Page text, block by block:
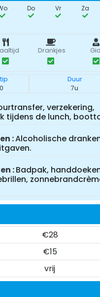
Do Vr Za
Drankjes
Duur
7u
verzekering,
tijdens de lunch,
Alcoholische
Badpak,
€28
€15
vrij